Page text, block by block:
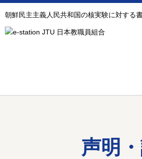
朝鮮民主主義人民共和国の核実験に対す
声明